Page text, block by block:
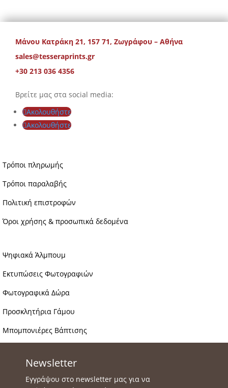
Μάνου Κατράκη 21, 157 71, Ζωγράφου – Αθήνα
sales@tesseraprints.gr
+30 213 036 4356
Βρείτε μας στα social media:
Ακολουθήστε
Ακολουθήστε
Τρόποι πληρωμής
Τρόποι παραλαβής
Πολιτική επιστροφών
Όροι χρήσης & προσωπικά δεδομένα
Ψηφιακά Άλμπουμ
Εκτυπώσεις Φωτογραφιών
Φωτογραφικά Δώρα
Προσκλητήρια Γάμου
Μπομπονιέρες Βάπτισης
Newsletter
Εγγράψου στο newsletter μας για να